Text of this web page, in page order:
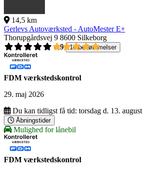
14,5 km
Gerlevs Autoværksted - AutoMester E+
Thorupgårdsvej 9 8600 Silkeborg
4,9
14 bedømmelser
FDM værkstedskontrol
29. maj 2026
Du kan tidligst få tid: torsdag d. 13. august
Åbningstider
Mulighed for lånebil
FDM værkstedskontrol